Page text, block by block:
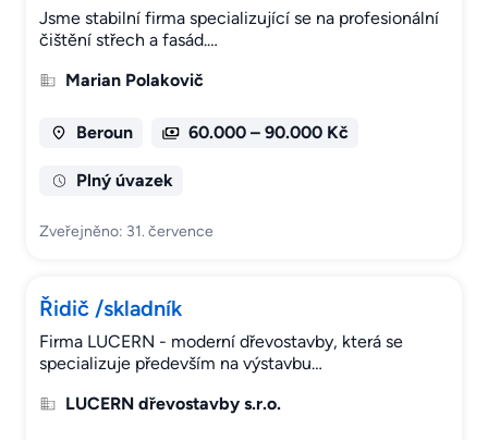
Jsme stabilní firma specializující se na profesionální
čištění střech a fasád.…
Marian Polakovič
Beroun 60.000 – 90.000 Kč
Plný úvazek
Zveřejněno: 31. července
Řidič /skladník
Firma LUCERN - moderní dřevostavby, která se
specializuje především na výstavbu…
LUCERN dřevostavby s.r.o.